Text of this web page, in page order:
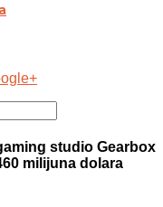
studio Gearbox
milijuna dolara